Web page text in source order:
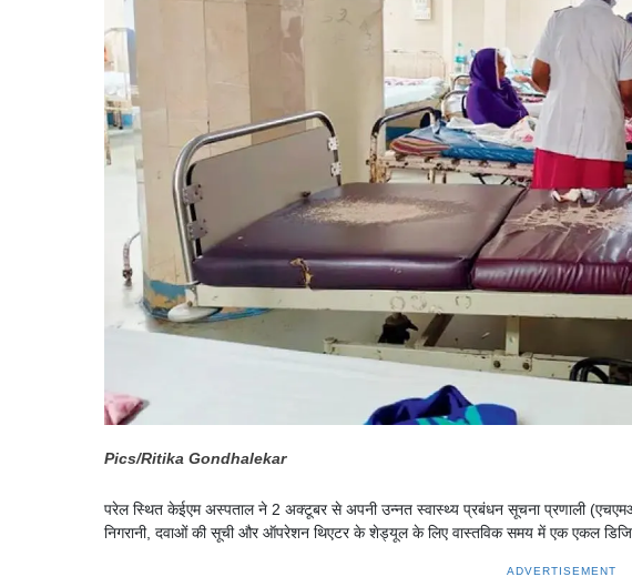
Pics/Ritika Gondhalekar
परेल स्थित केईएम अस्पताल ने 2 अक्टूबर से अपनी उन्नत स्वास्थ्य प्रबंधन सूचना प्रणाली
निगरानी, ​​दवाओं की सूची और ऑपरेशन थिएटर के शेड्यूल के लिए वास्तविक समय में एक एकल
ADVERTISEMENT